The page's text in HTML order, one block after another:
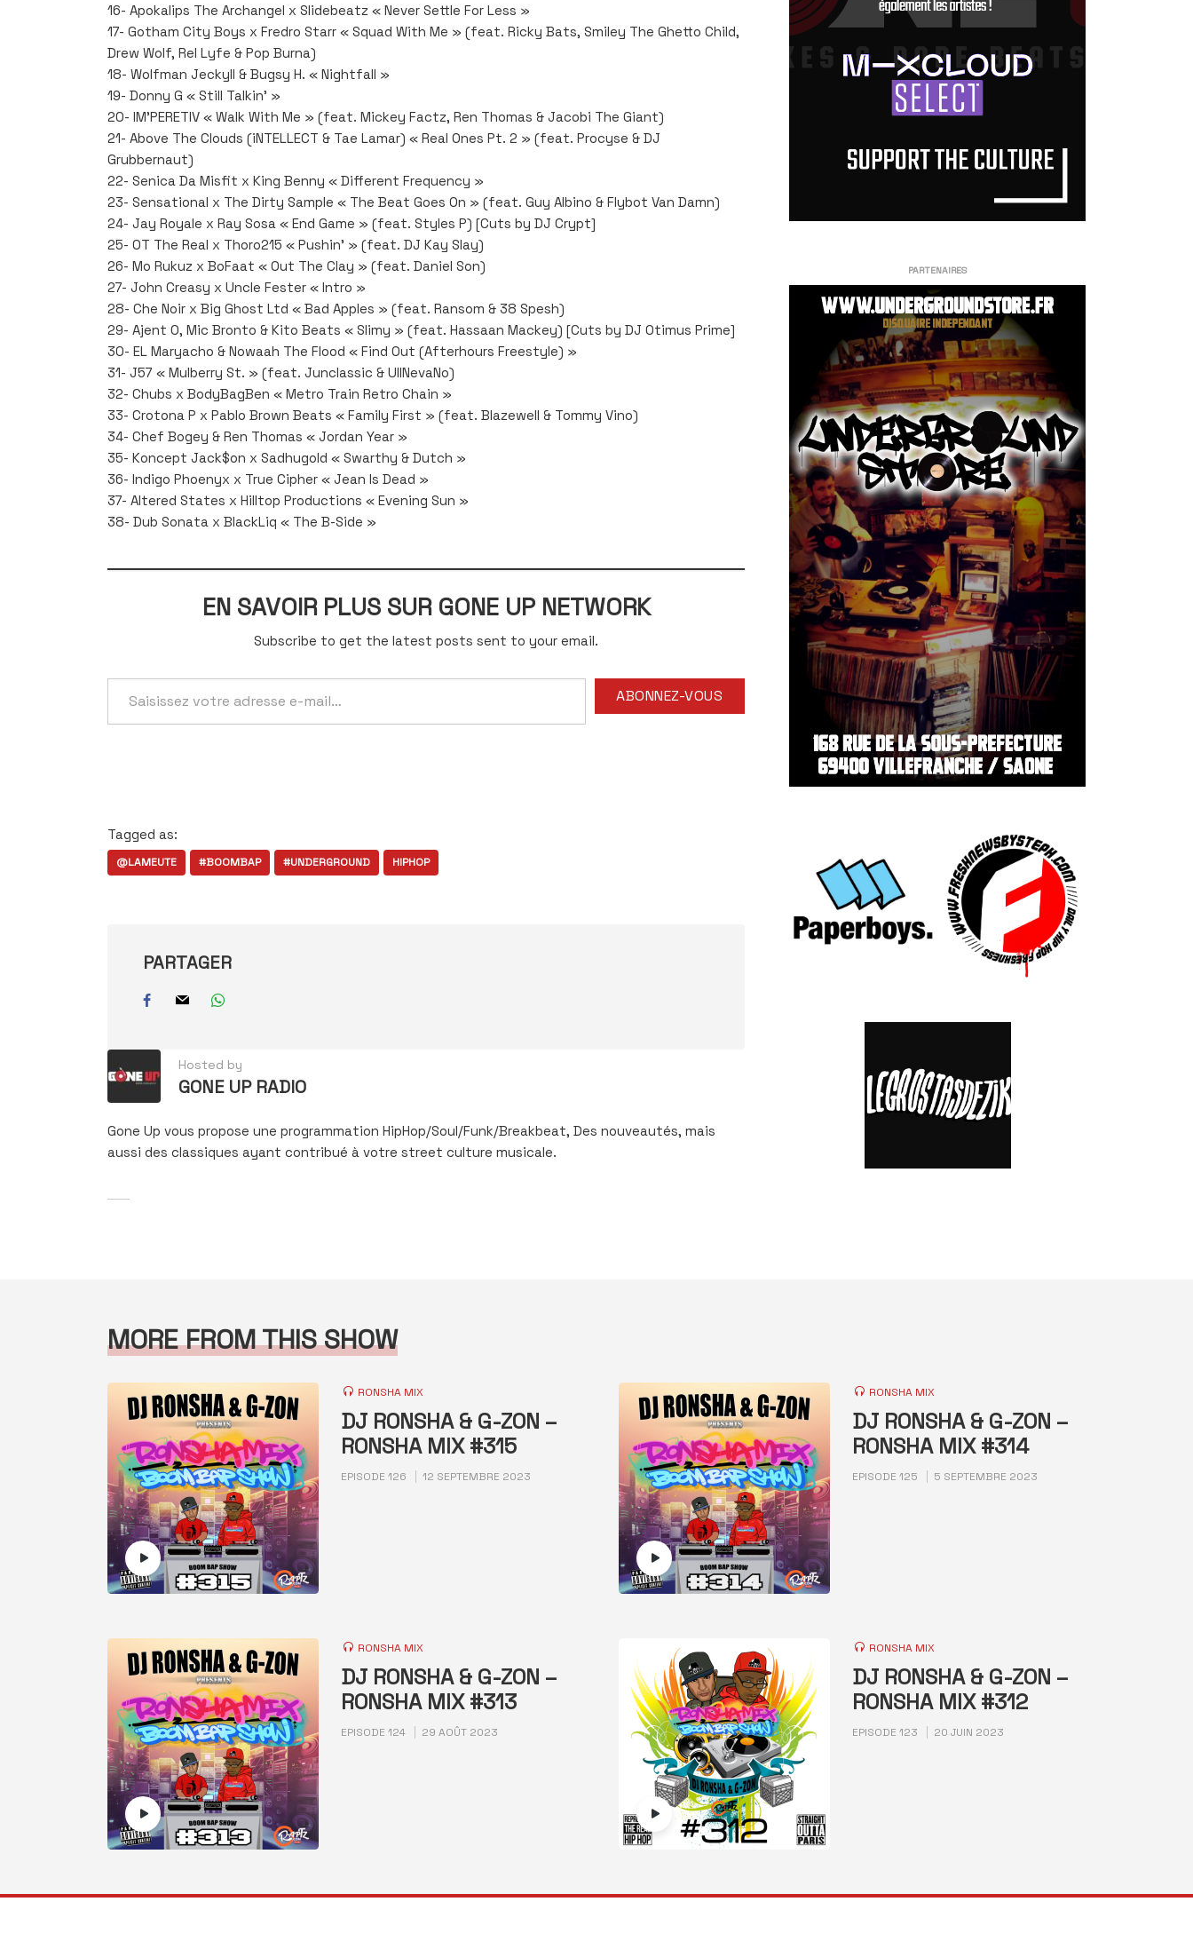
16- Apokalips The Archangel x Slidebeatz « Never Settle For Less »
17- Gotham City Boys x Fredro Starr « Squad With Me » (feat. Ricky Bats, Smiley The Ghetto Child,
Drew Wolf, Rel Lyfe & Pop Burna)
18- Wolfman Jeckyll & Bugsy H. « Nightfall »
19- Donny G « Still Talkin' »
20- IM’PERETIV « Walk With Me » (feat. Mickey Factz, Ren Thomas & Jacobi The Giant)
21- Above The Clouds (iNTELLECT & Tae Lamar) « Real Ones Pt. 2 » (feat. Procyse & DJ
Grubbernaut)
22- Senica Da Misfit x King Benny « Different Frequency »
23- Sensational x The Dirty Sample « The Beat Goes On » (feat. Guy Albino & Flybot Van Damn)
24- Jay Royale x Ray Sosa « End Game » (feat. Styles P) [Cuts by DJ Crypt]
25- OT The Real x Thoro215 « Pushin' » (feat. DJ Kay Slay)
26- Mo Rukuz x BoFaat « Out The Clay » (feat. Daniel Son)
27- John Creasy x Uncle Fester « Intro »
28- Che Noir x Big Ghost Ltd « Bad Apples » (feat. Ransom & 38 Spesh)
29- Ajent O, Mic Bronto & Kito Beats « Slimy » (feat. Hassaan Mackey) [Cuts by DJ Otimus Prime]
30- EL Maryacho & Nowaah The Flood « Find Out (Afterhours Freestyle) »
31- J57 « Mulberry St. » (feat. Junclassic & UllNevaNo)
32- Chubs x BodyBagBen « Metro Train Retro Chain »
33- Crotona P x Pablo Brown Beats « Family First » (feat. Blazewell & Tommy Vino)
34- Chef Bogey & Ren Thomas « Jordan Year »
35- Koncept Jack$on x Sadhugold « Swarthy & Dutch »
36- Indigo Phoenyx x True Cipher « Jean Is Dead »
37- Altered States x Hilltop Productions « Evening Sun »
38- Dub Sonata x BlackLiq « The B-Side »
EN SAVOIR PLUS SUR GONE UP NETWORK
Subscribe to get the latest posts sent to your email.
votre
adresse
ABONNEZ-VOUS
Tagged as:
@LAMEUTE #BOOMBAP #UNDERGROUND HIPHOP
PARTAGER
Hosted by
GONE UP RADIO
Gone Up vous propose une programmation HipHop/Soul/Funk/Breakbeat, Des nouveautés, mais
aussi des classiques ayant contribué à votre street culture musicale.
PARTENAIRES
MORE FROM THIS SHOW
RONSHA MIX
DJ RONSHA & G-ZON –
RONSHA MIX #315
EPISODE 126 12 SEPTEMBRE 2023
RONSHA MIX
DJ RONSHA & G-ZON –
RONSHA MIX #314
EPISODE 125 5 SEPTEMBRE 2023
RONSHA MIX
DJ RONSHA & G-ZON –
RONSHA MIX #313
EPISODE 124 29 AOÛT 2023
RONSHA MIX
DJ RONSHA & G-ZON –
RONSHA MIX #312
EPISODE 123 20 JUIN 2023